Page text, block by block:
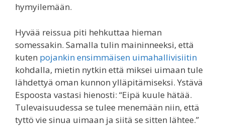
hymyilemään.
Hyvää reissua piti hehkuttaa hieman
somessakin. Samalla tulin maininneeksi, että
kuten pojankin ensimmäisen uimahallivisiitin
kohdalla, mietin nytkin että miksei uimaan tule
lähdettyä oman kunnon ylläpitämiseksi. Ystävä
Espoosta vastasi hienosti: “Eipä kuule hätää.
Tulevaisuudessa se tulee menemään niin, että
tyttö vie sinua uimaan ja siitä se sitten lähtee.”